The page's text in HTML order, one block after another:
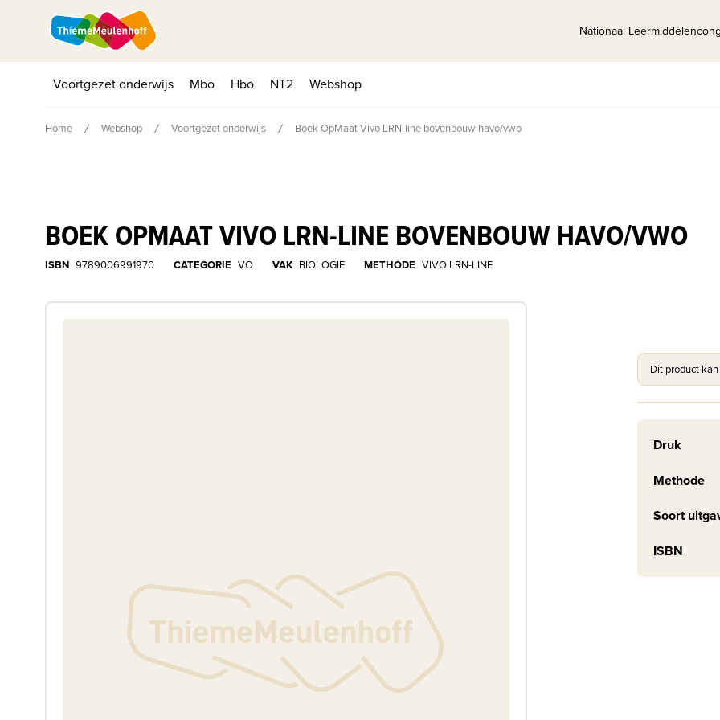
Nationaal
Voortgezet onderwijs Mbo Hbo NT2 Webshop
Home Webshop Voortgezet onderwijs Boek OpMaat Vivo LRN-line bovenbouw havo/vwo
BOEK OPMAAT VIVO LRN-LINE BOVENBOUW HAVO/VWO
ISBN 9789006991970 CATEGORIE VO VAK BIOLOGIE METHODE VIVO LRN-LINE
Dit product
Druk
Methode
Soort
ISBN